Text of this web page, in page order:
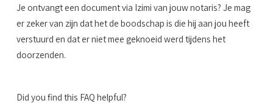
Je ontvangt een document via Izimi van jouw notaris? Je mag
er zeker van zijn dat het de boodschap is die hij aan jou heeft
verstuurd en dat er niet mee geknoeid werd tijdens het
doorzenden.
Did you find this FAQ helpful?